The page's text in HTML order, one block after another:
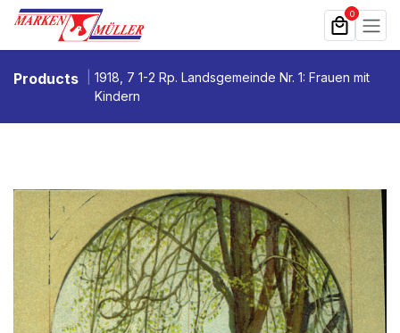
Zum Inhalt springen 0
Products
1918, 7 1-2 Rp. Landsgemeinde Nr. 1: Frauen mit
Kindern